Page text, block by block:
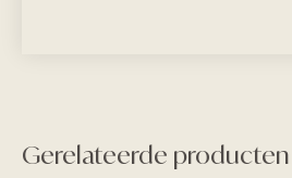
Gerelateerde producten